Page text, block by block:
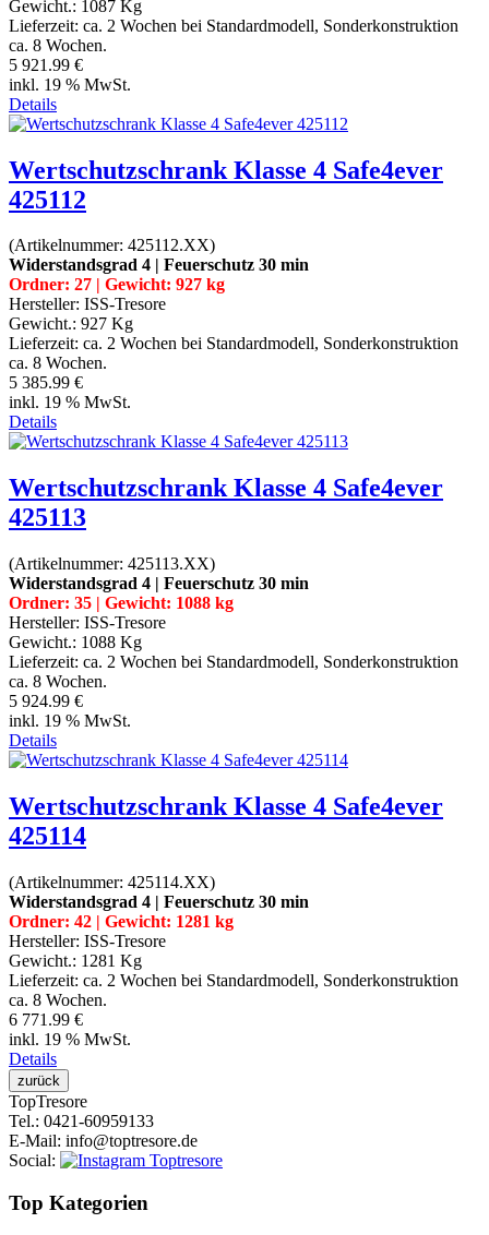
Gewicht.: 1087 Kg
Lieferzeit: ca. 2 Wochen bei Standardmodell, Sonderkonstruktion
ca. 8 Wochen.
5 921.99 €
inkl. 19 % MwSt.
Details
Wertschutzschrank Klasse 4 Safe4ever
425112
(Artikelnummer: 425112.XX)
Widerstandsgrad 4 | Feuerschutz 30 min
Ordner: 27 | Gewicht: 927 kg
Hersteller: ISS-Tresore
Gewicht.: 927 Kg
Lieferzeit: ca. 2 Wochen bei Standardmodell, Sonderkonstruktion
ca. 8 Wochen.
5 385.99 €
inkl. 19 % MwSt.
Details
Wertschutzschrank Klasse 4 Safe4ever
425113
(Artikelnummer: 425113.XX)
Widerstandsgrad 4 | Feuerschutz 30 min
Ordner: 35 | Gewicht: 1088 kg
Hersteller: ISS-Tresore
Gewicht.: 1088 Kg
Lieferzeit: ca. 2 Wochen bei Standardmodell, Sonderkonstruktion
ca. 8 Wochen.
5 924.99 €
inkl. 19 % MwSt.
Details
Wertschutzschrank Klasse 4 Safe4ever
425114
(Artikelnummer: 425114.XX)
Widerstandsgrad 4 | Feuerschutz 30 min
Ordner: 42 | Gewicht: 1281 kg
Hersteller: ISS-Tresore
Gewicht.: 1281 Kg
Lieferzeit: ca. 2 Wochen bei Standardmodell, Sonderkonstruktion
ca. 8 Wochen.
6 771.99 €
inkl. 19 % MwSt.
Details
TopTresore
Tel.: 0421-60959133
E-Mail: info@toptresore.de
Social:
Top Kategorien